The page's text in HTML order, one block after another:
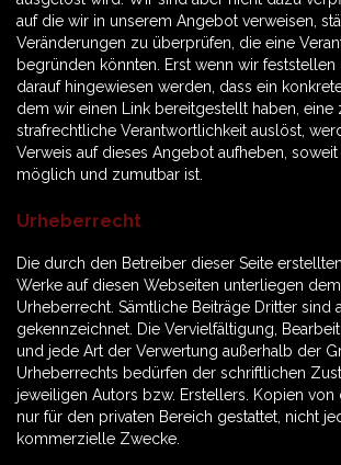
auf die wir in unserem Angebot verweisen,
Veränderungen zu überprüfen, die eine
begründen könnten. Erst wenn wir
darauf hingewiesen werden, dass ein
dem wir einen Link bereitgestellt haben, eine
strafrechtliche Verantwortlichkeit auslöst,
Verweis auf dieses Angebot aufheben,
möglich und zumutbar ist.
Urheberrecht
Die durch den Betreiber dieser Seite
Werke auf diesen Webseiten unterliegen
Urheberrecht. Sämtliche Beiträge Dritter sind
gekennzeichnet. Die Vervielfältigung,
und jede Art der Verwertung außerhalb der
Urheberrechts bedürfen der schriftlichen
jeweiligen Autors bzw. Erstellers. Kopien von
nur für den privaten Bereich gestattet, nicht
kommerzielle Zwecke.